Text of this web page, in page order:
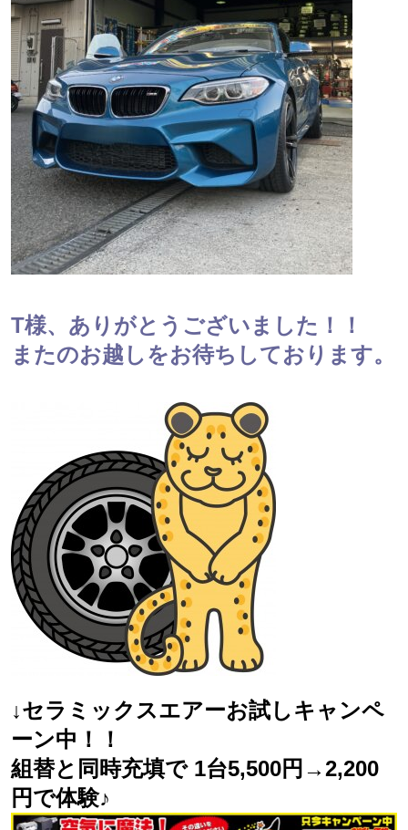
T様、ありがとうございました！！
またのお越しをお待ちしております。
↓セラミックスエアーお試しキャンペ
ーン中！！
組替と同時充填で 1台5,500円→2,200
円で体験♪